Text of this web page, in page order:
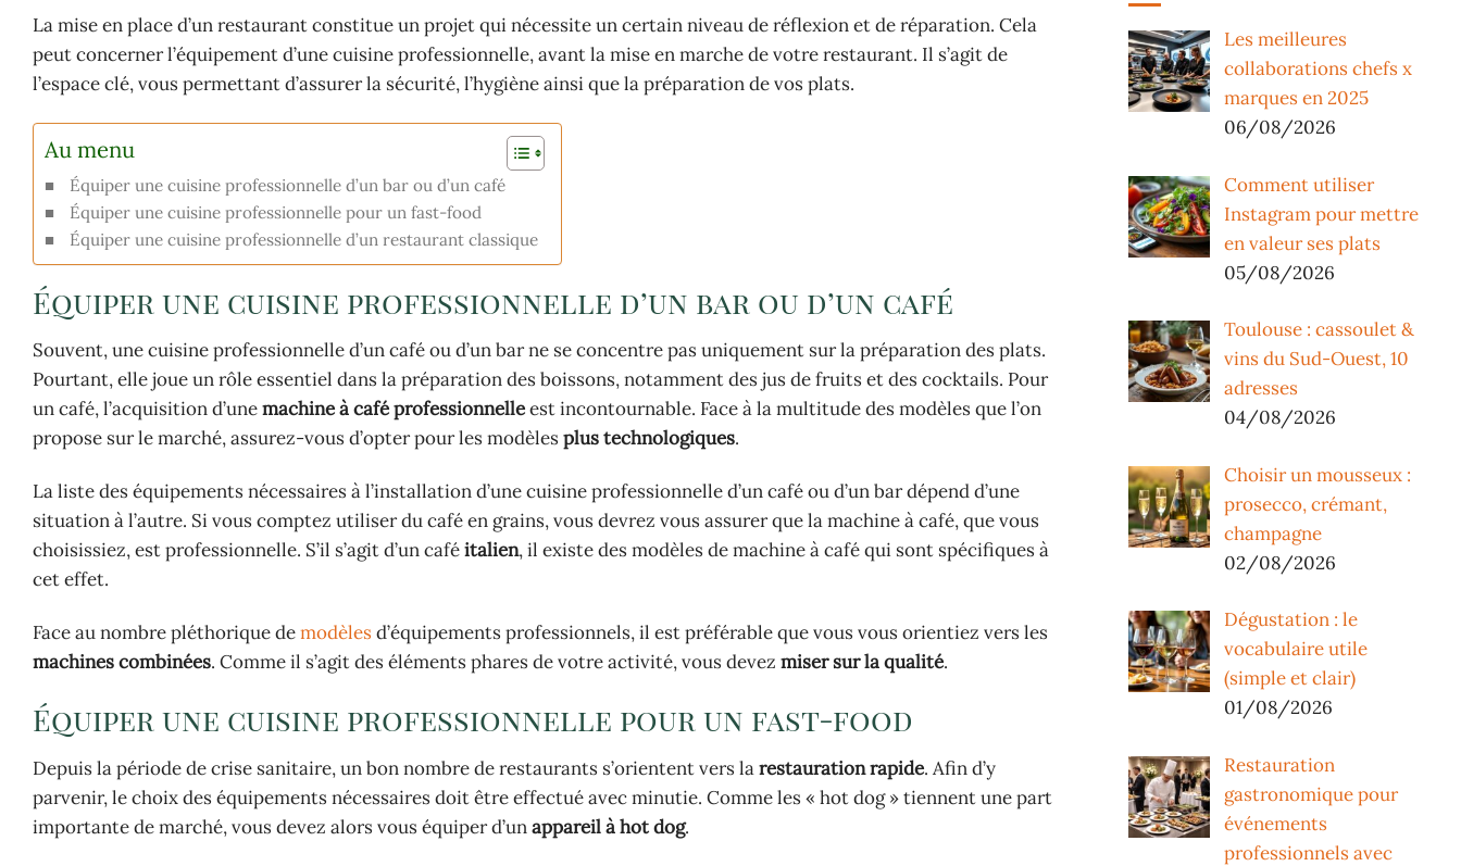
La mise en place d’un restaurant constitue un projet qui nécessite un certain niveau de réflexion et de réparation. Cela
peut concerner l’équipement d’une cuisine professionnelle, avant la mise en marche de votre restaurant. Il s’agit de
l’espace clé, vous permettant d’assurer la sécurité, l’hygiène ainsi que la préparation de vos plats.
Au menu
Équiper une cuisine professionnelle d’un bar ou d’un café
Équiper une cuisine professionnelle pour un fast-food
Équiper une cuisine professionnelle d’un restaurant classique
Équiper une cuisine professionnelle d’un bar ou d’un café
Souvent, une cuisine professionnelle d’un café ou d’un bar ne se concentre pas uniquement sur la préparation des plats.
Pourtant, elle joue un rôle essentiel dans la préparation des boissons, notamment des jus de fruits et des cocktails. Pour
un café, l’acquisition d’unemachine à café professionnelleest incontournable. Face à la multitude des modèles que l’on
propose sur le marché, assurez-vous d’opter pour les modèles plus technologiques.
La liste des équipements nécessaires à l’installation d’une cuisine professionnelle d’un café ou d’un bar dépend d’une
situation à l’autre. Si vous comptez utiliser du café en grains, vous devrez vous assurer que la machine à café, que vous
choisissiez, est professionnelle. S’il s’agit d’un caféitalien, il existe des modèles de machine à café qui sont spécifiques à
cet effet.
Face au nombre pléthorique demodèles d’équipements professionnels, il est préférable que vous vous orientiez vers les
machines combinées. Comme il s’agit des éléments phares de votre activité, vous devez miser sur la qualité.
Équiper une cuisine professionnelle pour un fast-food
Depuis la période de crise sanitaire, un bon nombre de restaurants s’orientent vers larestauration rapide. Afin d’y
parvenir, le choix des équipements nécessaires doit être effectué avec minutie. Comme les « hot dog » tiennent une part
importante de marché, vous devez alors vous équiper d’unappareil à hot dog.
Les meilleures
collaborations chefs x
marques en 2025
06/08/2026
Comment utiliser
Instagram pour mettre
en valeur ses plats
05/08/2026
Toulouse : cassoulet &
vins du Sud-Ouest, 10
adresses
04/08/2026
Choisir un mousseux :
prosecco, crémant,
champagne
02/08/2026
Dégustation : le
vocabulaire utile
(simple et clair)
01/08/2026
Restauration
gastronomique pour
événements
professionnels avec